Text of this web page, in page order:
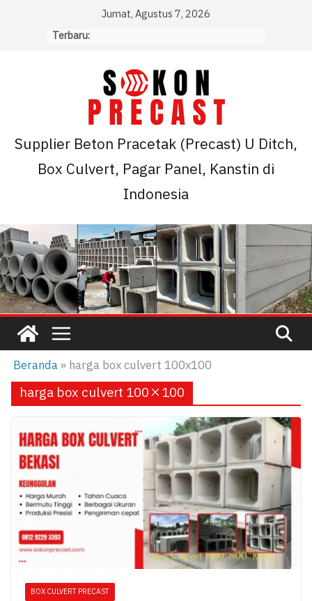
Jumat, Agustus 7, 2026
Terbaru:
Supplier Beton Pracetak (Precast) U Ditch,
Box Culvert, Pagar Panel, Kanstin di
Indonesia
Beranda» harga box culvert 100x100
harga box culvert 100×100
BOX CULVERT PRECAST